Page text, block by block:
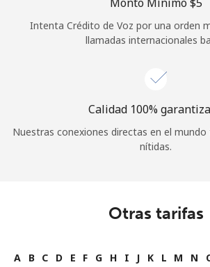
Intenta Crédito de Voz por una orden
llamadas internacionales
Calidad 100%
Nuestras conexiones directas en el
nítidas.
Otras tarifas
A B C D E F G H I J K L M N